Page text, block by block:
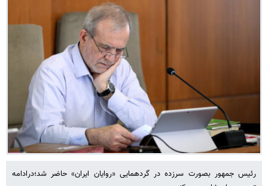
رئیس جمهور بصورت سرزده در گردهمایی «روایان ایران» حاضر شد؛درادامه